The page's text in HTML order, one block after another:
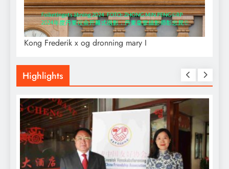
Kong Frederik x og dronning mary I
Highlights